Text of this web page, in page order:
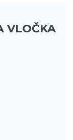
VLOČKA